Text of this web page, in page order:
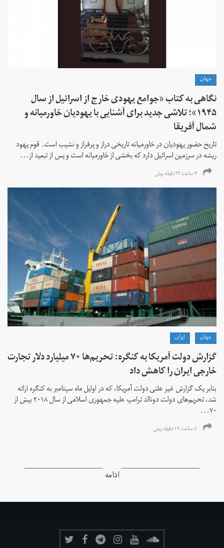
جهان
نگاهی به کتاب «جوامع یهودی خارج از اسرائیل از سال
۱۹۴۵»؛ تلاشی جدید برای آشنایی با یهودیان خاورمیانه و
شمال آفریقا
تاریخ حضور یهودیان در خاورمیانه تاریخی دراز و پرفراز و نشیب است. قوم یهود
ریشه در سرزمین اسرائیل دارد که بخشی از خاورمیانه است و پس از تبعید از...
۴ ساعت ۲۲ دقیقه پیش
جهان ايران
گزارش دولت آمریکا به کنگره: تحریم‌ها ۷۰ میلیارد دلار تجارت
خارجی ایران را کاهش داد
بنابر یک گزارش غیر علنی دولت آمریکا، که در اوایل ماه سپتامبر به کنگره ارائه
شد، تحریم‌های دولت دونالد ترامپ علیه جمهوری اسلامی از سال ۲۰۱۸ بیش از
۷۰...
۸ ساعت ۱۹ دقیقه پیش
ادامه